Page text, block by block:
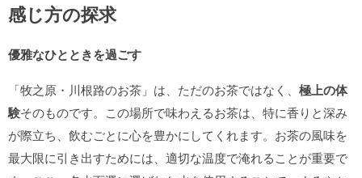
感じ方の探求
優雅なひとときを過ごす
「牧之原・川根路のお茶」は、ただのお茶ではなく、 極上の体
験そのものです。この場所で味わえるお茶は、特に香りと深み
が際立ち、飲むごとに心を豊かにしてくれます。お茶の風味を
最大限に引き出すためには、適切な温度で淹れることが重要で